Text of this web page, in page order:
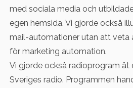
med sociala media och
egen hemsida. Vi gjorde också
mail-automationer utan att veta
för marketing automation.
Vi gjorde också radioprogram åt
Sveriges radio. Programmen